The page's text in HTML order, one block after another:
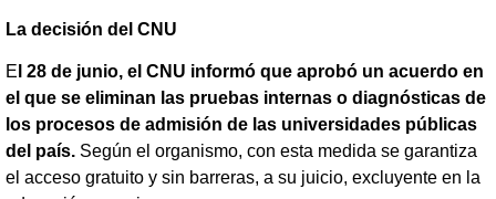
La decisión del CNU
E l 28 de junio, el CNU informó que aprobó un acuerdo en
el que se eliminan las pruebas internas o diagnósticas de
los procesos de admisión de las universidades públicas
del país. Según el organismo, con esta medida se garantiza
el acceso gratuito y sin barreras, a su juicio, excluyente en la